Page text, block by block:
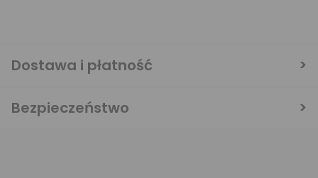
Dostawa i płatność
Bezpieczeństwo